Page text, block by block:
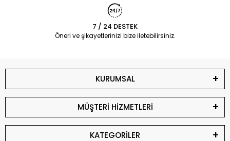
7 / 24 DESTEK
Öneri ve şikayetlerinizi bize iletebilirsiniz.
KURUMSAL
MÜŞTERİ HİZMETLERİ
KATEGORİLER